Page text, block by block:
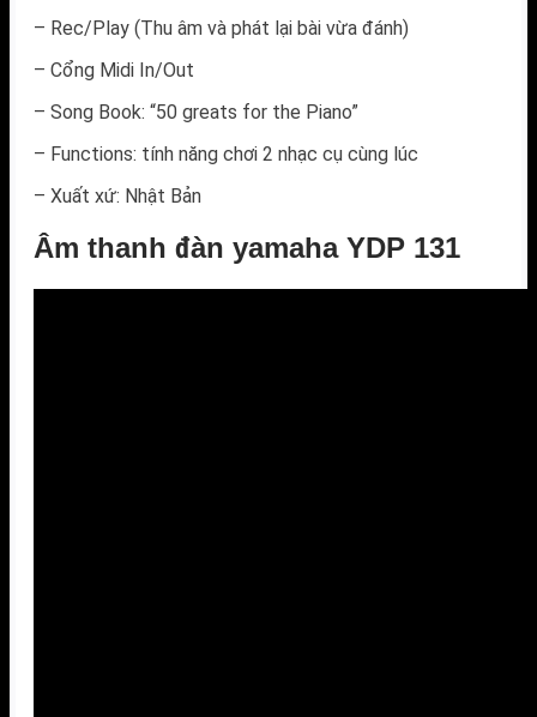
– Rec/Play (Thu âm và phát lại bài vừa đánh)
– Cổng Midi In/Out
– Song Book: “50 greats for the Piano”
– Functions: tính năng chơi 2 nhạc cụ cùng lúc
– Xuất xứ: Nhật Bản
Âm thanh đàn yamaha YDP 131